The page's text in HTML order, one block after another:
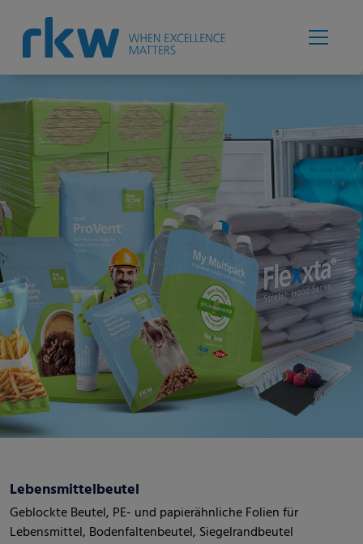
Lebensmittelbeutel
Geblockte Beutel, PE- und papierähnliche Folien für
Lebensmittel, Bodenfaltenbeutel, Siegelrandbeutel